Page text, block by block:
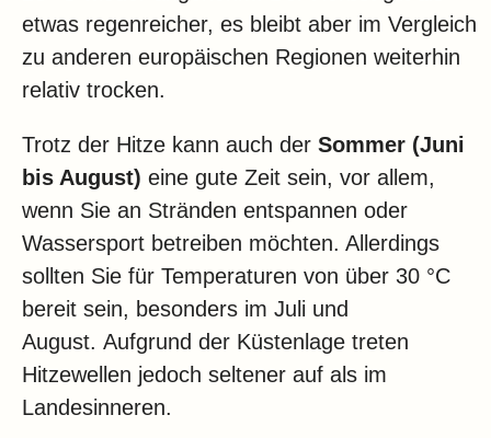
etwas regenreicher, es bleibt aber im Vergleich
zu anderen europäischen Regionen weiterhin
relativ trocken.
Trotz der Hitze kann auch der Sommer (Juni
bis August) eine gute Zeit sein, vor allem,
wenn Sie an Stränden entspannen oder
Wassersport betreiben möchten. Allerdings
sollten Sie für Temperaturen von über 30 °C
bereit sein, besonders im Juli und
August. Aufgrund der Küstenlage treten
Hitzewellen jedoch seltener auf als im
Landesinneren.